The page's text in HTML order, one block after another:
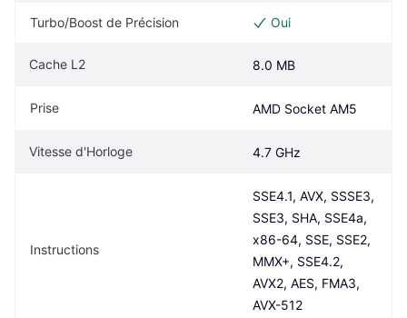
Turbo/Boost de Précision Oui
Cache L2 8.0 MB
Prise AMD Socket AM5
Vitesse d'Horloge 4.7 GHz
Instructions
SSE4.1, AVX, SSSE3,
SSE3, SHA, SSE4a,
x86-64, SSE, SSE2,
MMX+, SSE4.2,
AVX2, AES, FMA3,
AVX-512